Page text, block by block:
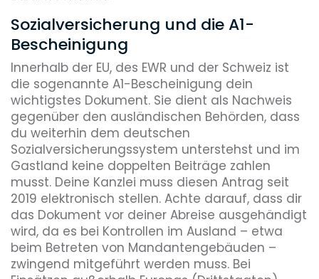
Sozialversicherung und die A1-
Bescheinigung
Innerhalb der EU, des EWR und der Schweiz ist
die sogenannte A1-Bescheinigung dein
wichtigstes Dokument. Sie dient als Nachweis
gegenüber den ausländischen Behörden, dass
du weiterhin dem deutschen
Sozialversicherungssystem unterstehst und im
Gastland keine doppelten Beiträge zahlen
musst. Deine Kanzlei muss diesen Antrag seit
2019 elektronisch stellen. Achte darauf, dass dir
das Dokument vor deiner Abreise ausgehändigt
wird, da es bei Kontrollen im Ausland – etwa
beim Betreten von Mandantengebäuden –
zwingend mitgeführt werden muss. Bei